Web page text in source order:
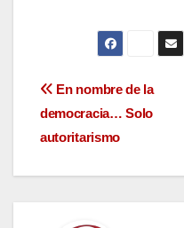
Navegación
de
entradas
En nombre de la
democracia… Solo
autoritarismo